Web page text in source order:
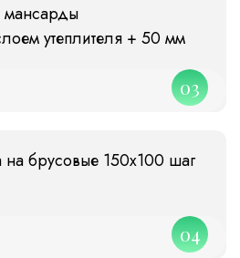
мансарды
утеплителя + 50 мм
03
брусовые 150х100 шаг
04